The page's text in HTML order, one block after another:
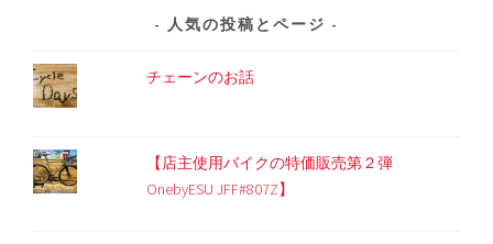
人気の投稿とページ
チェーンのお話
【店主使用バイクの特価販売第２弾
OnebyESU JFF#807Z】